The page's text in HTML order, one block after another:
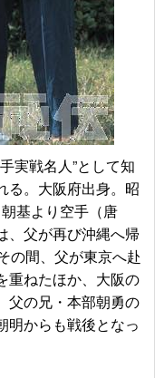
実戦名人”として知
る。大阪府出身。昭
基より空手（唐
、父が再び沖縄へ帰
の間、父が東京へ赴
重ねたほか、大阪の
父の兄・本部朝勇の
明からも戦後となっ